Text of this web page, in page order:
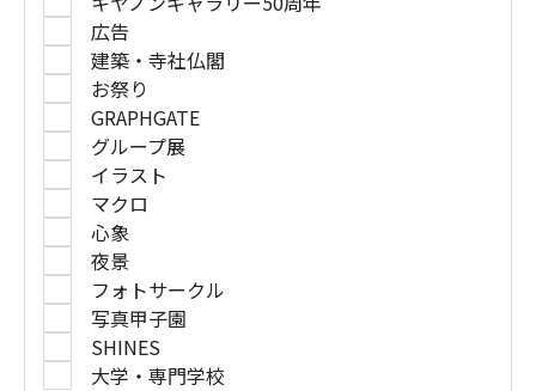
広告
建築・寺社仏閣
お祭り
GRAPHGATE
グループ展
イラスト
マクロ
心象
夜景
フォトサークル
写真甲子園
SHINES
大学・専門学校